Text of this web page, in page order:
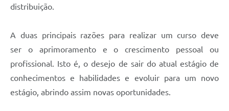
distribuição.
A duas principais razões para realizar um curso deve
ser o aprimoramento e o crescimento pessoal ou
profissional. Isto é, o desejo de sair do atual estágio de
conhecimentos e habilidades e evoluir para um novo
estágio, abrindo assim novas oportunidades.